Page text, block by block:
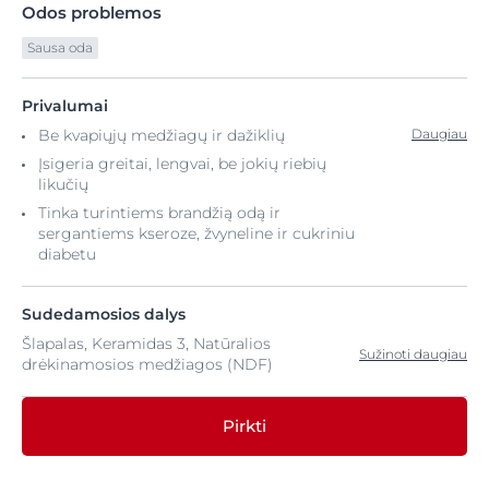
Odos problemos
Sausa oda
Privalumai
Be kvapiųjų medžiagų ir dažiklių
Įsigeria greitai, lengvai, be jokių riebių
likučių
Tinka turintiems brandžią odą ir
sergantiems kseroze, žvyneline ir cukriniu
diabetu
Daugiau
Sudedamosios dalys
Šlapalas, Keramidas 3, Natūralios
drėkinamosios medžiagos (NDF)
Sužinoti daugiau
Pirkti